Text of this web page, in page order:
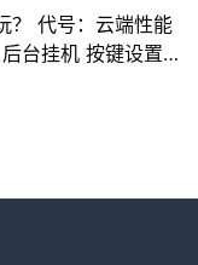
？ 代号：云端性能
台挂机 按键设置